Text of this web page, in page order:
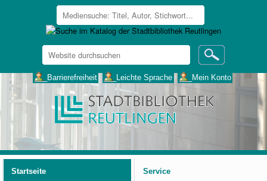
Website
durchsuchen
___Barrierefreiheit ___Leichte Sprache ___Mein Konto
Startseite
Service